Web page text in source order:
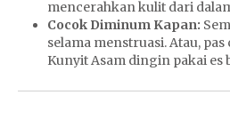
g
i
n
mencerahkan kulit dari
Cocok Diminum Kapan:
selama menstruasi. Atau,
Kunyit Asam dingin pakai es